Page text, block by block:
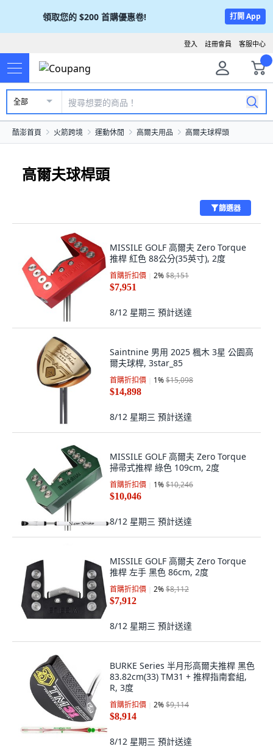
領取您的 $200 首購優惠卷! 打開 App
客服中心
註冊會員
登入
全部
酷澎首頁 火箭跨境 運動休閒 高爾夫用品 高爾夫球桿頭
高爾夫球桿頭
篩選器
MISSILE GOLF 高爾夫 Zero Torque
推桿 紅色 88公分(35英寸), 2度
首購折扣價 2%$8,151
$7,951
8/12 星期三 預計送達
Saintnine 男用 2025 楓木 3星 公園高
爾夫球桿, 3star_85
首購折扣價 1%$15,098
$14,898
8/12 星期三 預計送達
MISSILE GOLF 高爾夫 Zero Torque
掃帚式推桿 綠色 109cm, 2度
首購折扣價 1%$10,246
$10,046
8/12 星期三 預計送達
MISSILE GOLF 高爾夫 Zero Torque
推桿 左手 黑色 86cm, 2度
首購折扣價 2%$8,112
$7,912
8/12 星期三 預計送達
BURKE Series 半月形高爾夫推桿 黑色
83.82cm(33) TM31 + 推桿指南套組,
R, 3度
首購折扣價 2%$9,114
$8,914
8/12 星期三 預計送達